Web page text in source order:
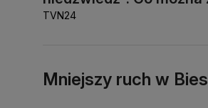
TVN24
Mniejszy ruch w